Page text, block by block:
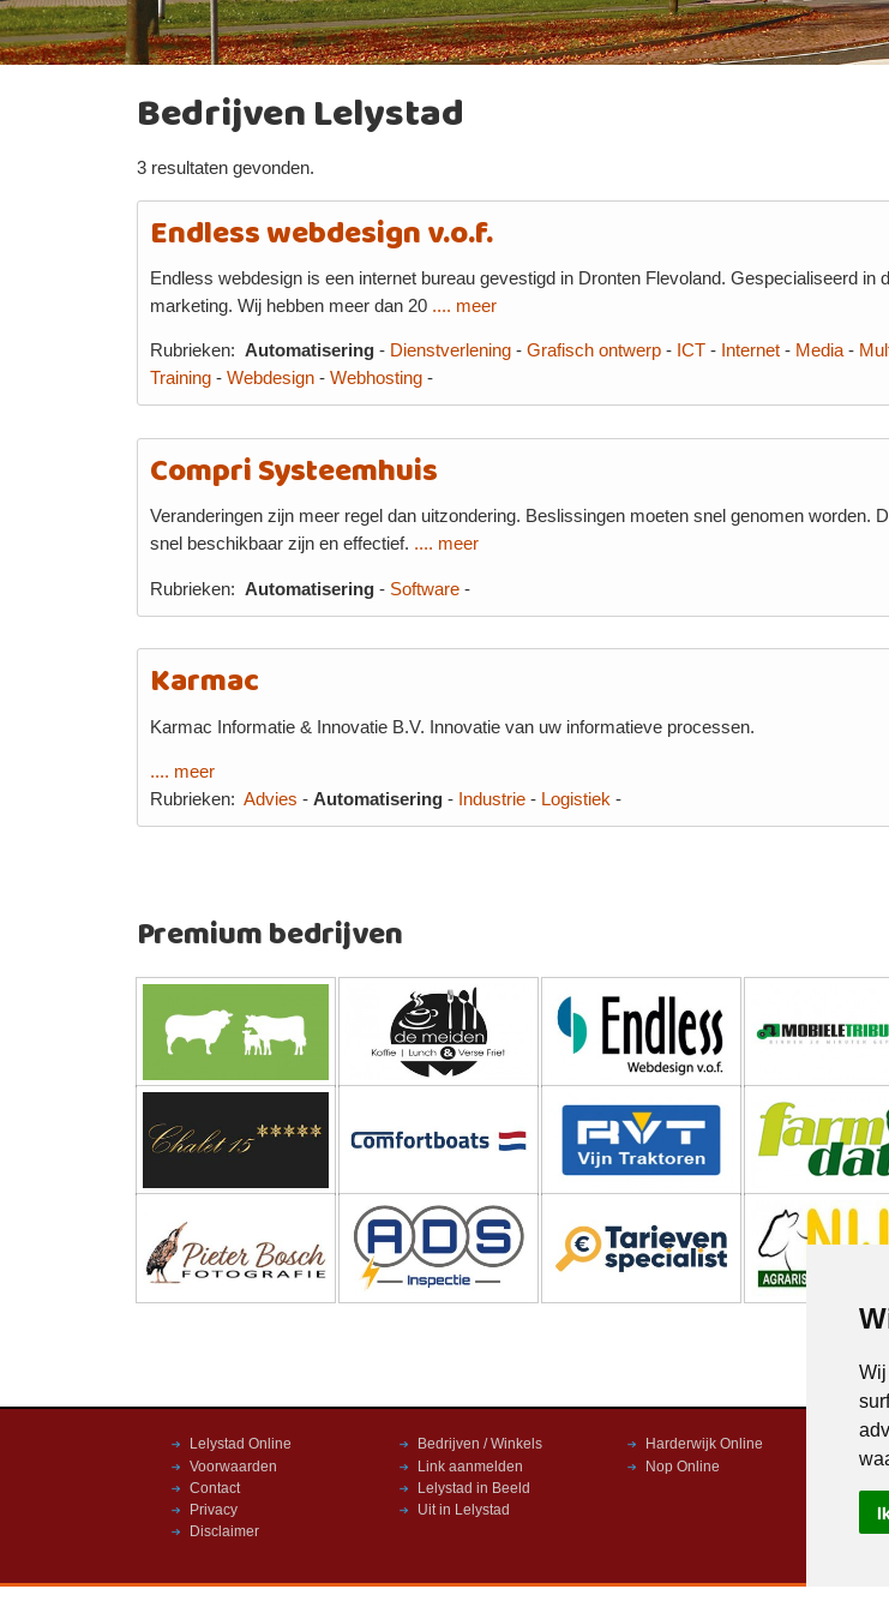
Bedrijven Lelystad
3 resultaten gevonden.
Endless webdesign v.o.f.
Endless webdesign is een internet bureau gevestigd in Dronten Flevoland. Gespecialiseerd
marketing. Wij hebben meer dan 20 .... meer
Rubrieken: Automatisering- Dienstverlening- Grafisch ontwerp- ICT- Internet- Media-
Training- Webdesign- Webhosting-
Compri Systeemhuis
Veranderingen zijn meer regel dan uitzondering. Beslissingen moeten snel genomen
snel beschikbaar zijn en effectief. .... meer
Rubrieken: Automatisering- Software-
Karmac
Karmac Informatie & Innovatie B.V. Innovatie van uw informatieve processen.
.... meer
Rubrieken: Advies - Automatisering- Industrie- Logistiek-
Premium bedrijven
Lelystad Online
Voorwaarden
Contact
Privacy
Disclaimer
Bedrijven / Winkels
Link aanmelden
Lelystad in Beeld
Uit in Lelystad
Harderwijk Online
Nop Online